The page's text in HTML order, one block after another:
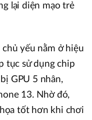
lại diện mạo trẻ
chủ yếu nằm ở hiệu
tục sử dụng chip
GPU 5 nhân,
13. Nhờ đó,
tốt hơn khi chơi